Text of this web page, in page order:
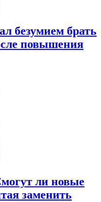
безумием брать
повышения
ли новые
заменить